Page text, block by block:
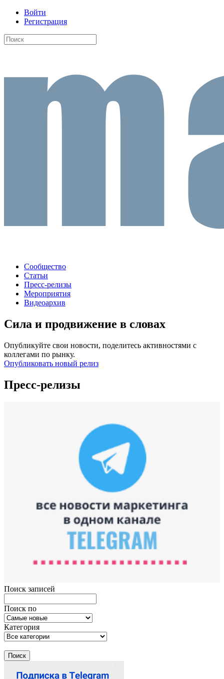
Войти
Регистрация
Сообщество
Статьи
Пресс-релизы
Мероприятия
Видеоархив
Сила и продвижение в словах
Опубликуйте свои новости, поделитесь активностями с
коллегами по рынку.
Опубликовать новый релиз
Пресс-релизы
Поиск записей
Поиск по
Категория
Поиск